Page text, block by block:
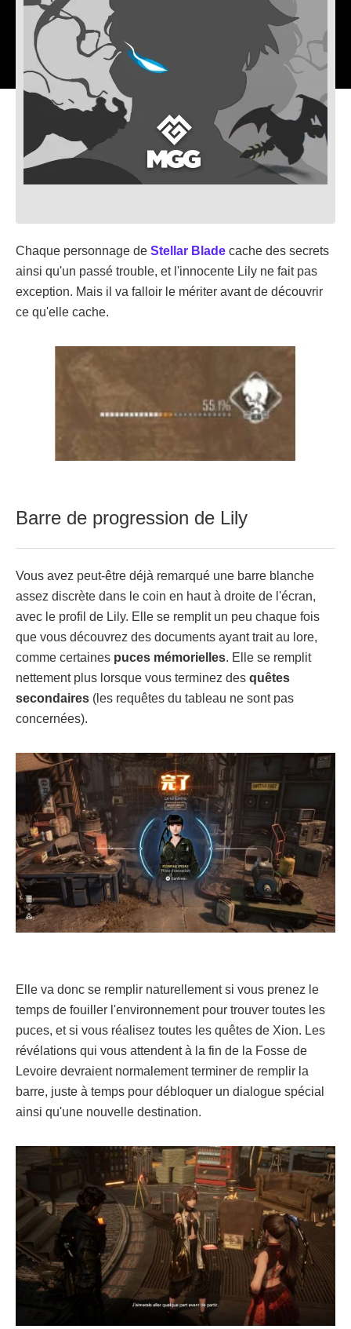
Chaque personnage de Stellar Blade cache des secrets
ainsi qu'un passé trouble, et l'innocente Lily ne fait pas
exception. Mais il va falloir le mériter avant de découvrir
ce qu'elle cache.
Barre de progression de Lily
Vous avez peut-être déjà remarqué une barre blanche
assez discrète dans le coin en haut à droite de l'écran,
avec le profil de Lily. Elle se remplit un peu chaque fois
que vous découvrez des documents ayant trait au lore,
comme certaines puces mémorielles. Elle se remplit
nettement plus lorsque vous terminez des quêtes
secondaires (les requêtes du tableau ne sont pas
concernées).
Elle va donc se remplir naturellement si vous prenez le
temps de fouiller l'environnement pour trouver toutes les
puces, et si vous réalisez toutes les quêtes de Xion. Les
révélations qui vous attendent à la fin de la Fosse de
Levoire devraient normalement terminer de remplir la
barre, juste à temps pour débloquer un dialogue spécial
ainsi qu'une nouvelle destination.